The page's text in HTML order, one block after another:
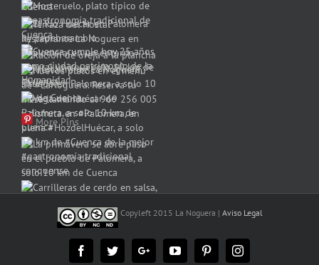
More Pins
Copyleft 2015 La Noguera | Aviso Legal
FacebookTwitterGoogle+YouTubePinterestInstagram